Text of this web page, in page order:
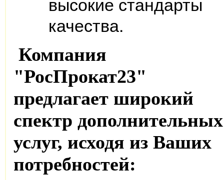
качества.
Компания
"РосПрокат23"
предлагает широкий
спектр дополнительных
услуг, исходя из Ваших
потребностей: